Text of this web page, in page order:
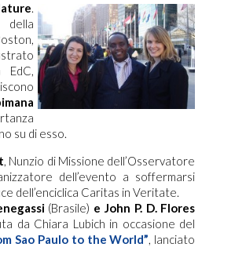
.
della
EdC,
su di esso.
, Nunzio di Missione dell’Osservatore
dell’evento a soffermarsi
dell’enciclica Caritas in Veritate.
(Brasile) e John P. D. Flores
da Chiara Lubich in occasione del
Sao Paulo to the World”, lanciato